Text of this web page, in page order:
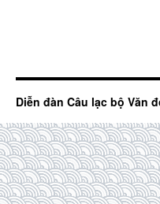
Diễn đàn Câu lạc bộ Văn